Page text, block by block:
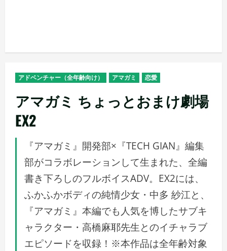
アドベンチャー（全年齢向け） アマガミ 恋愛
アマガミ ちょっとおまけ劇場
EX2
『アマガミ』開発部×『TECH GIAN』編集
部がコラボレーションして生まれた、全編
書き下ろしのフルボイスADV。EX2には、
ふかふかボディの純情少女・中多 紗江と、
『アマガミ』本編でも人気を博したサブキ
ャラクター・高橋麻耶先生とのイチャラブ
エピソードを収録！※本作品は全年齢対象